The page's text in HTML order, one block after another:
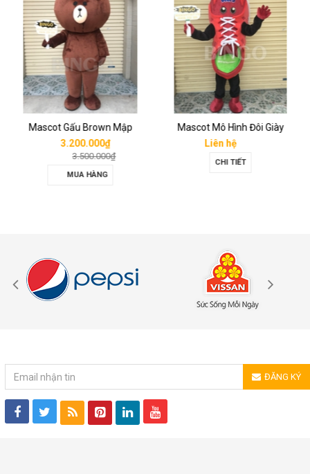
Mascot Gấu Brown Mập
3.200.000₫
3.500.000₫
MUA HÀNG
Mascot Mô Hình Đôi Giày
Liên hệ
CHI TIẾT
ĐĂNG KÝ